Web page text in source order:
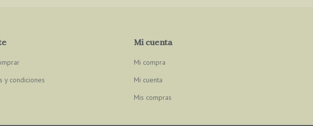
y condiciones
Mi cuenta
Mi compra
Mi cuenta
Mis compras